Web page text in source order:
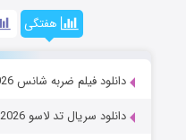
هفتگی
دانلود فیلم ضربه شانس Lucky Strike 2026
دانلود سریال تد لاسو Ted Lasso 2020-2026